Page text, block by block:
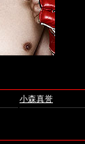
小森真誉